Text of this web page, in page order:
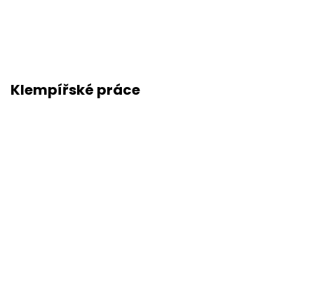
Klempířské práce